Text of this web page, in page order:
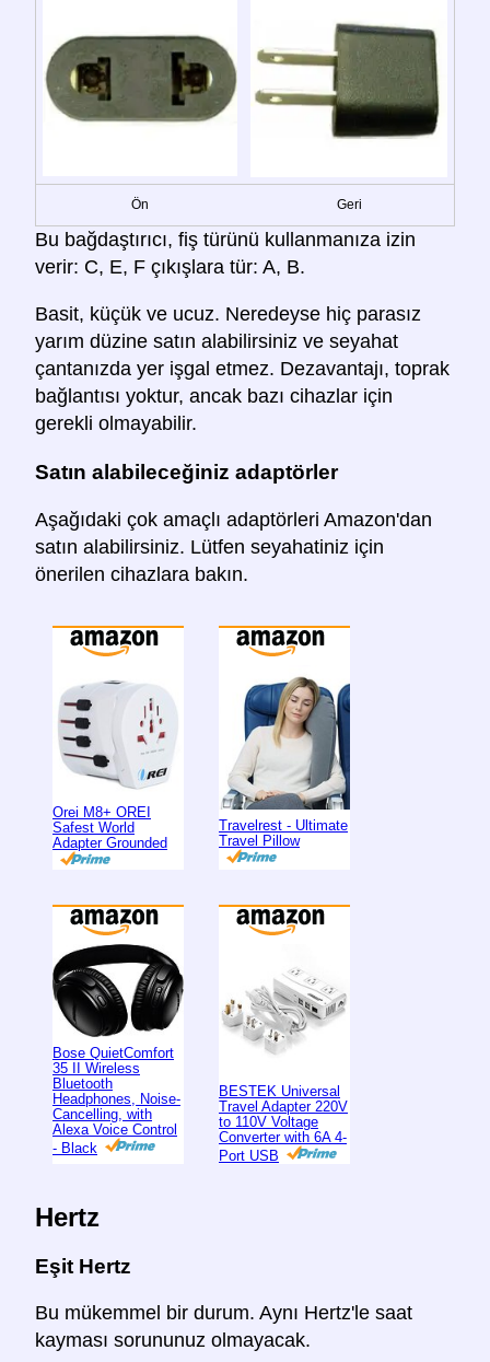
Ön Geri
Bu bağdaştırıcı, fiş türünü kullanmanıza izin
verir: C, E, F çıkışlara tür: A, B.
Basit, küçük ve ucuz. Neredeyse hiç parasız
yarım düzine satın alabilirsiniz ve seyahat
çantanızda yer işgal etmez. Dezavantajı, toprak
bağlantısı yoktur, ancak bazı cihazlar için
gerekli olmayabilir.
Satın alabileceğiniz adaptörler
Aşağıdaki çok amaçlı adaptörleri Amazon'dan
satın alabilirsiniz. Lütfen seyahatiniz için
önerilen cihazlara bakın.
Orei M8+ OREI
Safest World
Adapter Grounded
Travelrest - Ultimate
Travel Pillow
Bose QuietComfort
35 II Wireless
Bluetooth
Headphones, Noise-
Cancelling, with
Alexa Voice Control
- Black
BESTEK Universal
Travel Adapter 220V
to 110V Voltage
Converter with 6A 4-
Port USB
Hertz
Eşit Hertz
Bu mükemmel bir durum. Aynı Hertz'le saat
kayması sorununuz olmayacak.